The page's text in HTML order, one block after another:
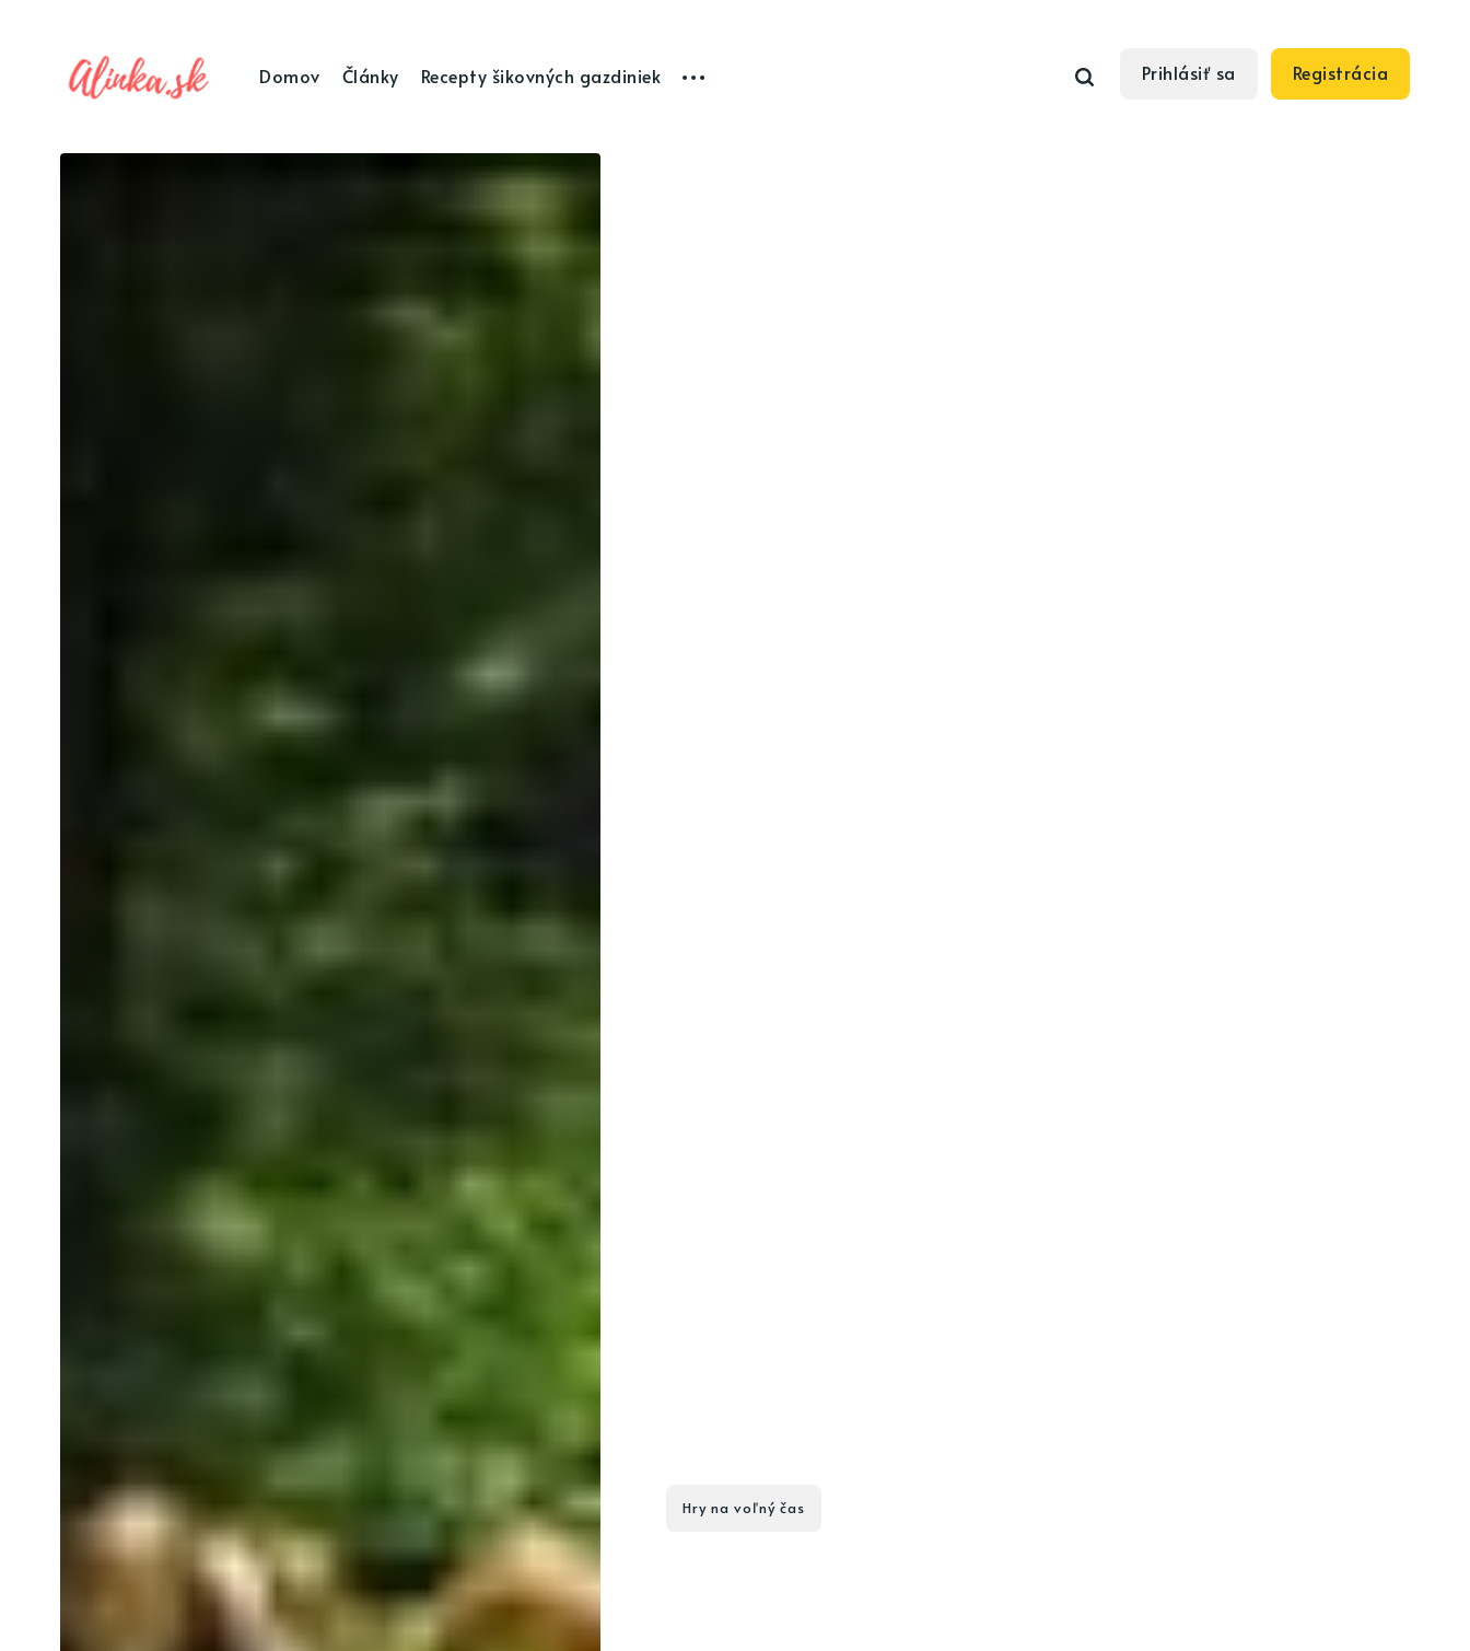
Domov Články Recepty šikovných gazdiniek Prihlásiť sa Registrácia
Hry na voľný čas